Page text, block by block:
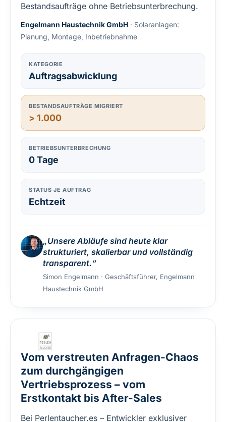
Bestandsaufträge ohne Betriebsunterbrechung.
Engelmann Haustechnik GmbH · Solaranlagen:
Planung, Montage, Inbetriebnahme
KATEGORIE
Auftragsabwicklung
BESTANDSAUFTRÄGE MIGRIERT
> 1.000
BETRIEBSUNTERBRECHUNG
0 Tage
STATUS JE AUFTRAG
Echtzeit
„Unsere Abläufe sind heute klar
strukturiert, skalierbar und vollständig
transparent.“
Simon Engelmann · Geschäftsführer, Engelmann
Haustechnik GmbH
Vom verstreuten Anfragen-Chaos
zum durchgängigen
Vertriebsprozess – vom
Erstkontakt bis After-Sales
Bei Perlentaucher.es – Entwickler exklusiver